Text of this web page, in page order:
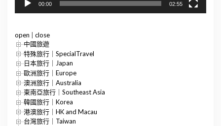
00:00 02:55
open
close
中國旅遊
特殊旅行｜SpecialTravel
日本旅行｜Japan
歐洲旅行｜Europe
澳洲旅行｜Australia
東南亞旅行｜Southeast Asia
韓國旅行｜Korea
港澳旅行｜HK and Macau
台灣旅行｜Taiwan